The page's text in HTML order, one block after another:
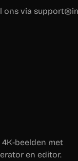
ons via
beelden met
en editor.